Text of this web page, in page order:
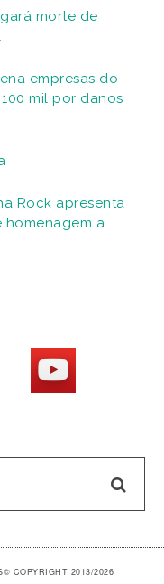
morte de
empresas do
mil por danos
Rock apresenta
homenagem a
© COPYRIGHT 2013/2026